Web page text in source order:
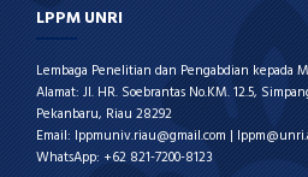
LPPM UNRI
Lembaga Penelitian dan Pengabdian kepada
Alamat: Jl. HR. Soebrantas No.KM. 12.5,
Pekanbaru, Riau 28292
Email: lppmuniv.riau@gmail.com |
WhatsApp: +62 821-7200-8123